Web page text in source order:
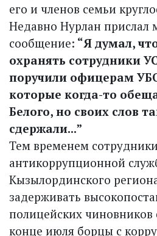
его и членов семьи
Недавно Нурлан
сообщение: “Я думал,
охранять сотрудники
поручили офицерам
которые когда-то
Белого, но своих слов
сдержали...”
Тем временем сотрудники
антикоррупционной
Кызылординского
задерживать
полицейских
конце июля борцы с